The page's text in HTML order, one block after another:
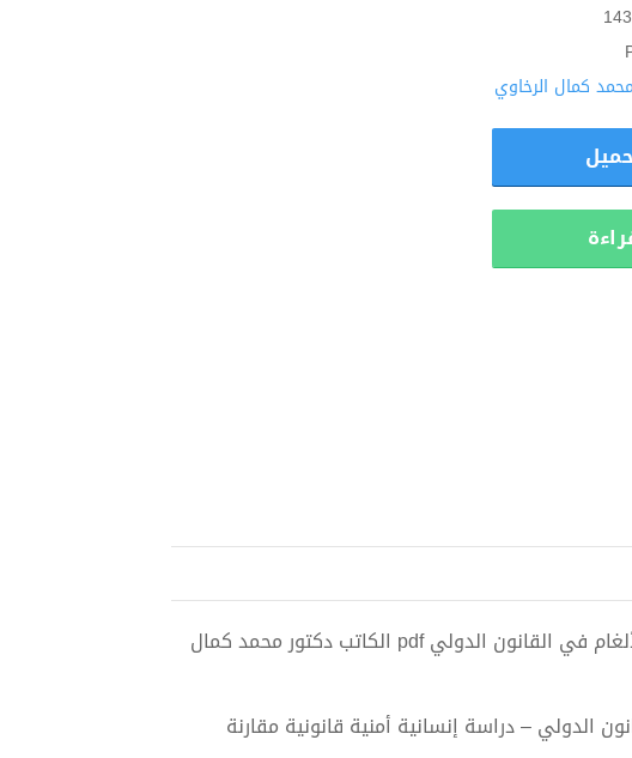
كمال الرخاوي
تحميل كتاب حصاد الموت - الموسوعة العالمية الشاملة للألغام في القانون الدولي pdf الكاتب دكتور محمد كمال
الدولي – دراسة إنسانية أمنية قانونية مقارنة